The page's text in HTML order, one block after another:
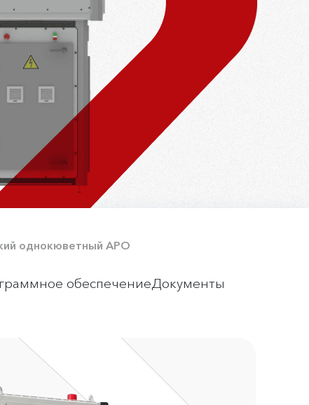
политика
информации
линия АЛРОСА
однокюветный АРО
обеспечениеДокументы